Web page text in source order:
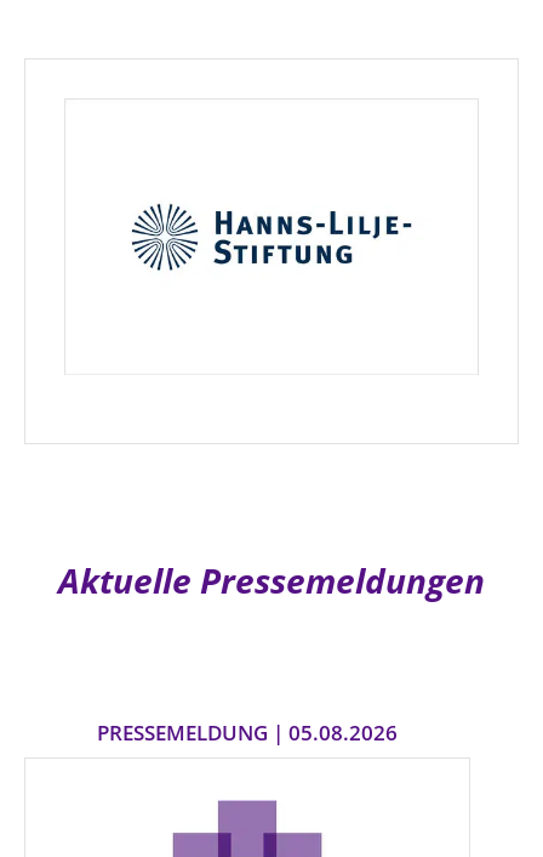
Aktuelle Pressemeldungen
PRESSEMELDUNG | 05.08.2026